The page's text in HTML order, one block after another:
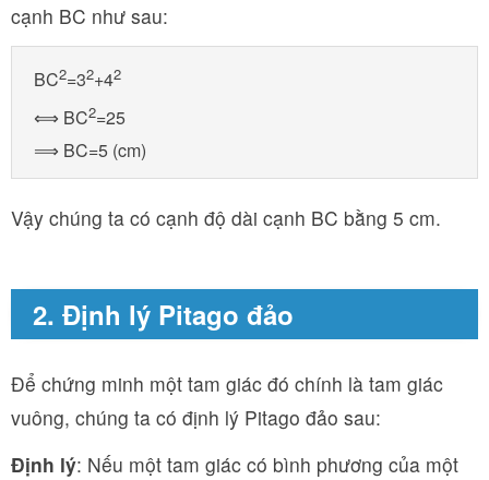
cạnh BC như sau:
BC2=32+42
⟺ BC2=25
⟹ BC=5 (cm)
Vậy chúng ta có cạnh độ dài cạnh BC bằng 5 cm.
2. Định lý Pitago đảo
Để chứng minh một tam giác đó chính là tam giác
vuông, chúng ta có định lý Pitago đảo sau:
Định lý: Nếu một tam giác có bình phương của một